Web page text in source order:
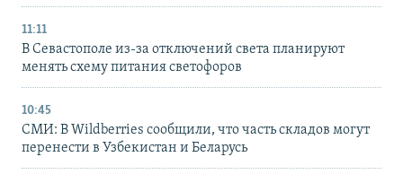
11:11
В Севастополе из-за отключений света планируют
менять схему питания светофоров
10:45
СМИ: В Wildberries сообщили, что часть складов могут
перенести в Узбекистан и Беларусь